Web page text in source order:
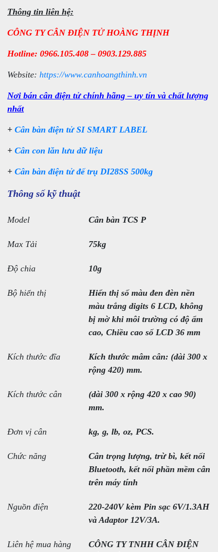
Thông tin liên hệ:
CÔNG TY CÂN ĐIỆN TỬ HOÀNG THỊNH
Hotline: 0966.105.408 – 0903.129.885
Website: https://www.canhoangthinh.vn
Nơi bán cân điện tử chính hãng – uy tín và chất lượng
nhất
+ Cân bàn điện tử SI SMART LABEL
+ Cân con lăn lưu dữ liệu
+ Cân bàn điện tử đế trụ DI28SS 500kg
Thông số kỹ thuật
Model Cân bàn TCS P
Max Tải 75kg
Độ chia 10g
Bộ hiển thị
Hiển thị số màu đen đèn nền
màu trắng digits 6 LCD, không
bị mờ khi môi trường có độ ẩm
cao, Chiều cao số LCD 36 mm
Kích thước đĩa
Kích thước mâm cân: (dài 300 x
rộng 420) mm.
Kích thước cân
(dài 300 x rộng 420 x cao 90)
mm.
Đơn vị cân kg, g, lb, oz, PCS.
Chức năng
Cân trọng lượng, trừ bì, kết nối
Bluetooth, kết nối phần mềm cân
trên máy tính
Nguồn điện
220-240V kèm Pin sạc 6V/1.3AH
và Adaptor 12V/3A.
Liên hệ mua hàng
CÔNG TY TNHH CÂN ĐIỆN